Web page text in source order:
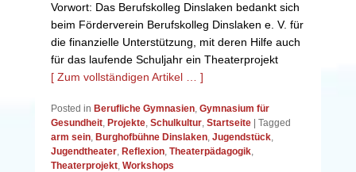
Vorwort: Das Berufskolleg Dinslaken bedankt sich
beim Förderverein Berufskolleg Dinslaken e. V. für
die finanzielle Unterstützung, mit deren Hilfe auch
für das laufende Schuljahr ein Theaterprojekt
[ Zum vollständigen Artikel … ]
Posted in Berufliche Gymnasien, Gymnasium für
Gesundheit, Projekte, Schulkultur, Startseite
Tagged
arm sein, Burghofbühne Dinslaken, Jugendstück,
Jugendtheater, Reflexion, Theaterpädagogik,
Theaterprojekt, Workshops